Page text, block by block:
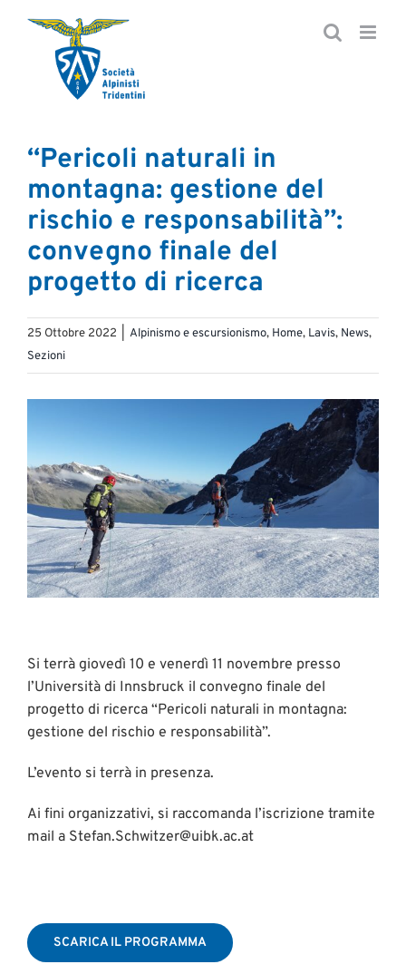
contenuto
“Pericoli naturali in
montagna: gestione del
rischio e responsabilità”:
convegno finale del
progetto di ricerca
25 Ottobre 2022 Alpinismo e escursionismo, Home, Lavis, News,
Sezioni
Si terrà giovedì 10 e venerdì 11 novembre presso
l’Università di Innsbruck il convegno finale del
progetto di ricerca “Pericoli naturali in montagna:
gestione del rischio e responsabilità”.
L’evento si terrà in presenza.
Ai fini organizzativi, si raccomanda l’iscrizione tramite
mail a Stefan.Schwitzer@uibk.ac.at
SCARICA IL PROGRAMMA